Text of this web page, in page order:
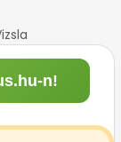
n!